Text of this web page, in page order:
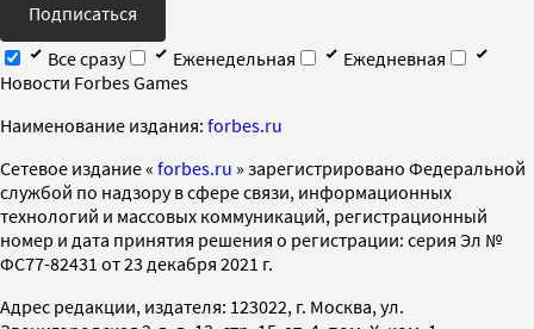
Подписаться
Все сразу
Еженедельная
Ежедневная
Новости Forbes Games
Наименование издания: forbes.ru
Cетевое издание « forbes.ru » зарегистрировано Федеральной
службой по надзору в сфере связи, информационных
технологий и массовых коммуникаций, регистрационный
номер и дата принятия решения о регистрации: серия Эл №
ФС77-82431 от 23 декабря 2021 г.
Адрес редакции, издателя: 123022, г. Москва, ул.